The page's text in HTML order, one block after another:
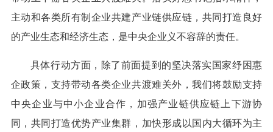
主动和各类所有制企业共建产业链供应链，共同打造良好
的产业生态和经济生态，是中央企业义不容辞的责任。
具体行动方面，除了前面提到的坚决落实国家纾困惠
企政策，支持带动各类企业共渡难关外，我们将鼓励支持
中央企业与中小企业合作，加强产业链供应链上下游协
同，共同打造优势产业集群，加快形成以国内大循环为主